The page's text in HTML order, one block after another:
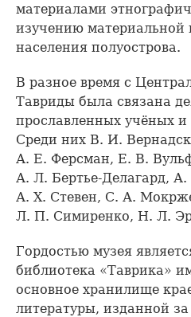
материалами
изучению материальной
населения полуострова.
В разное время с
Тавриды была связана
прославленных учёных
Среди них В. И.
А. Е. Ферсман, Е. В.
А. Л. Бертье-Делагард,
А. Х. Стевен, С. А.
Л. П. Симиренко, Н. Л.
Гордостью музея
библиотека «Таврика»
основное хранилище
литературы, изданной